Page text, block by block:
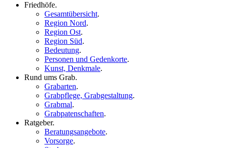
Friedhöfe.
Gesamtübersicht.
Region Nord.
Region Ost.
Region Süd.
Bedeutung.
Personen und Gedenkorte.
Kunst, Denkmale.
Rund ums Grab.
Grabarten.
Grabpflege, Grabgestaltung.
Grabmal.
Grabpatenschaften.
Ratgeber.
Beratungsangebote.
Vorsorge.